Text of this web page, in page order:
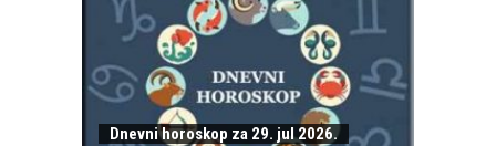
Dnevni horoskop za 29. jul 2026.